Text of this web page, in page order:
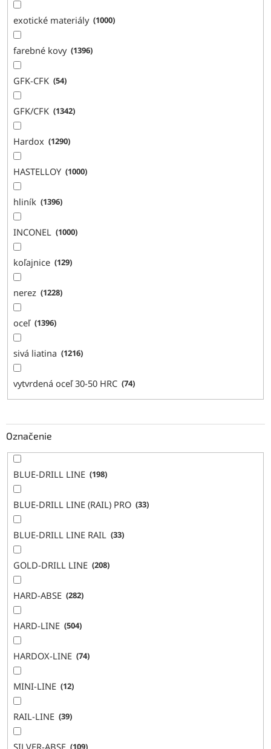
exotické materiály 1000
farebné kovy 1396
GFK-CFK 54
GFK/CFK 1342
Hardox 1290
HASTELLOY 1000
hliník 1396
INCONEL 1000
koľajnice 129
nerez 1228
oceľ 1396
sivá liatina 1216
vytvrdená oceľ 30-50 HRC 74
Označenie
BLUE-DRILL LINE 198
BLUE-DRILL LINE (RAIL) PRO 33
BLUE-DRILL LINE RAIL 33
GOLD-DRILL LINE 208
HARD-ABSE 282
HARD-LINE 504
HARDOX-LINE 74
MINI-LINE 12
RAIL-LINE 39
109